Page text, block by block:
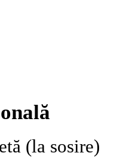
(la sosire)